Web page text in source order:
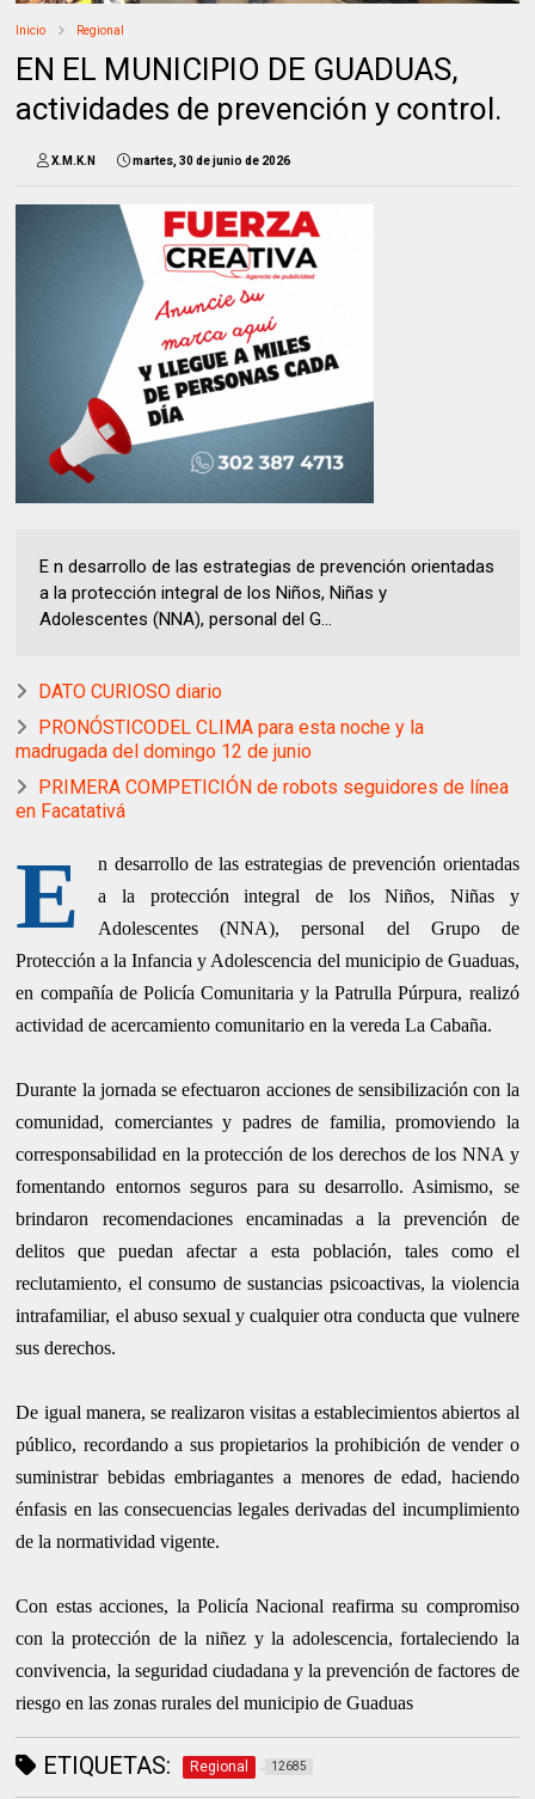
Inicio Regional
EN EL MUNICIPIO DE GUADUAS,
actividades de prevención y control.
X.M.K.N martes, 30 de junio de 2026
E n desarrollo de las estrategias de prevención orientadas
a la protección integral de los Niños, Niñas y
Adolescentes (NNA), personal del G...
DATO CURIOSO diario
PRONÓSTICODEL CLIMA para esta noche y la
madrugada del domingo 12 de junio
PRIMERA COMPETICIÓN de robots seguidores de línea
en Facatativá
E
n desarrollo de las estrategias de prevención orientadas
a la protección integral de los Niños, Niñas y
Adolescentes (NNA), personal del Grupo de
Protección a la Infancia y Adolescencia del municipio de Guaduas,
en compañía de Policía Comunitaria y la Patrulla Púrpura, realizó
actividad de acercamiento comunitario en la vereda La Cabaña.
Durante la jornada se efectuaron acciones de sensibilización con la
comunidad, comerciantes y padres de familia, promoviendo la
corresponsabilidad en la protección de los derechos de los NNA y
fomentando entornos seguros para su desarrollo. Asimismo, se
brindaron recomendaciones encaminadas a la prevención de
delitos que puedan afectar a esta población, tales como el
reclutamiento, el consumo de sustancias psicoactivas, la violencia
intrafamiliar, el abuso sexual y cualquier otra conducta que vulnere
sus derechos.
De igual manera, se realizaron visitas a establecimientos abiertos al
público, recordando a sus propietarios la prohibición de vender o
suministrar bebidas embriagantes a menores de edad, haciendo
énfasis en las consecuencias legales derivadas del incumplimiento
de la normatividad vigente.
Con estas acciones, la Policía Nacional reafirma su compromiso
con la protección de la niñez y la adolescencia, fortaleciendo la
convivencia, la seguridad ciudadana y la prevención de factores de
riesgo en las zonas rurales del municipio de Guaduas
ETIQUETAS: Regional 12685